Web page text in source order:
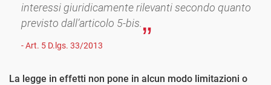
interessi giuridicamente rilevanti secondo quanto
previsto dall’articolo 5-bis.
- Art. 5 D.lgs. 33/2013
La legge in effetti non pone in alcun modo limitazioni o